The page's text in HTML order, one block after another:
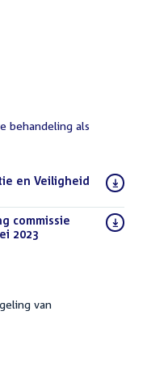
behandeling als
en Veiligheid
commissie
2023
van